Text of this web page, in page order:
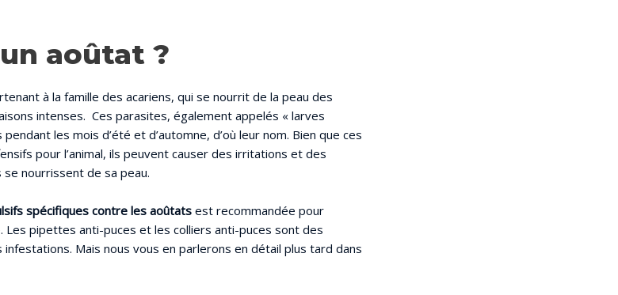
aoûtat ?
à la famille des acariens, qui se nourrit de la peau des
intenses. Ces parasites, également appelés « larves
les mois d’été et d’automne, d’où leur nom. Bien que ces
pour l’animal, ils peuvent causer des irritations et des
nourrissent de sa peau.
spécifiques contre les aoûtats est recommandée pour
Les pipettes anti-puces et les colliers anti-puces sont des
Mais nous vous en parlerons en détail plus tard dans